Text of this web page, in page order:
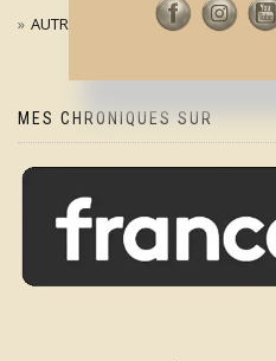
AUTRES
MES CHRONIQUES SUR